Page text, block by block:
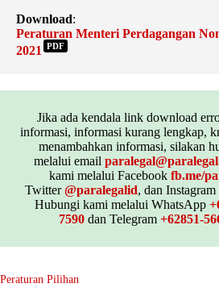
Download:
Peraturan Menteri Perdagangan
2021
PDF
Jika ada kendala link download
informasi, informasi kurang lengkap,
menambahkan informasi, silakan
melalui email
kami melalui Facebook fb.me/
Twitter@paralegalid, dan Instagram
Hubungi kami melalui WhatsApp
7590dan Telegram +62851-
Peraturan Pilihan